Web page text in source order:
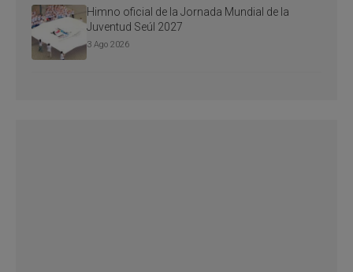
Himno oficial de la Jornada Mundial de la
Juventud Seúl 2027
3 Ago 2026